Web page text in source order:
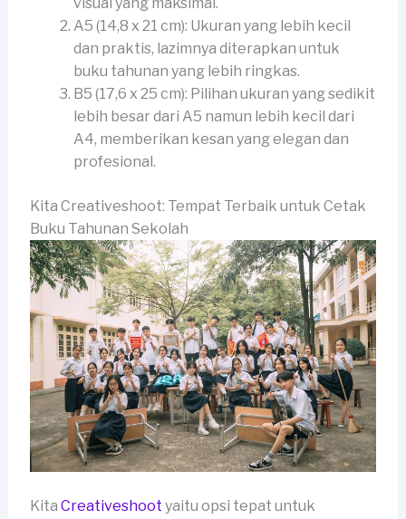
visual yang maksimal.
A5 (14,8 x 21 cm): Ukuran yang lebih kecil
dan praktis, lazimnya diterapkan untuk
buku tahunan yang lebih ringkas.
B5 (17,6 x 25 cm): Pilihan ukuran yang sedikit
lebih besar dari A5 namun lebih kecil dari
A4, memberikan kesan yang elegan dan
profesional.
Kita Creativeshoot: Tempat Terbaik untuk Cetak
Buku Tahunan Sekolah
Kita Creativeshoot yaitu opsi tepat untuk